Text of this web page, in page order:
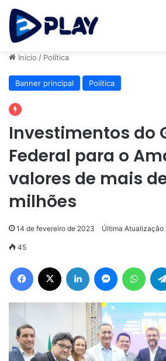
Início / Política
Banner principal Política
Investimentos do
Federal para o
valores de mais de
milhões
14 de fevereiro de 2023 Última Atualização
45
Facebook Linkedin Messenger